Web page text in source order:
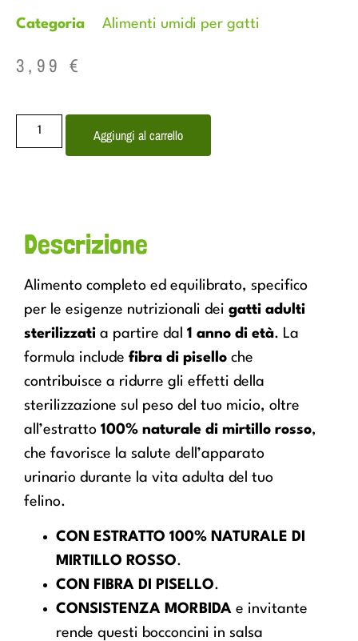
Categoria Alimenti umidi per gatti
3,99 €
Aggiungi al carrello
Descrizione
Alimento completo ed equilibrato, specifico
per le esigenze nutrizionali dei gatti adulti
sterilizzati a partire dal 1 anno di età. La
formula include fibra di pisello che
contribuisce a ridurre gli effetti della
sterilizzazione sul peso del tuo micio, oltre
all’estratto 100% naturale di mirtillo rosso,
che favorisce la salute dell’apparato
urinario durante la vita adulta del tuo
felino.
CON ESTRATTO 100% NATURALE DI
MIRTILLO ROSSO.
CON FIBRA DI PISELLO.
CONSISTENZA MORBIDA e invitante
rende questi bocconcini in salsa